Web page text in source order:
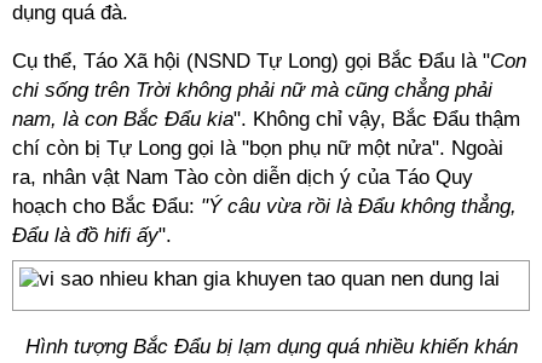
dụng quá đà.
Cụ thể, Táo Xã hội (NSND Tự Long) gọi Bắc Đẩu là "Con
chi sống trên Trời không phải nữ mà cũng chẳng phải
nam, là con Bắc Đẩu kia". Không chỉ vậy, Bắc Đẩu thậm
chí còn bị Tự Long gọi là "bọn phụ nữ một nửa". Ngoài
ra, nhân vật Nam Tào còn diễn dịch ý của Táo Quy
hoạch cho Bắc Đẩu: "Ý câu vừa rồi là Đẩu không thẳng,
Đẩu là đồ hifi ấy".
Hình tượng Bắc Đẩu bị lạm dụng quá nhiều khiến khán